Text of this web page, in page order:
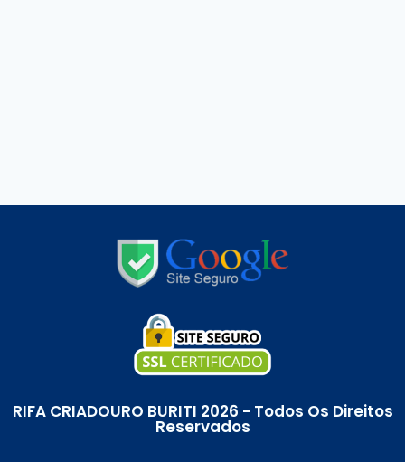
RIFA CRIADOURO BURITI 2026 - Todos Os Direitos
Reservados